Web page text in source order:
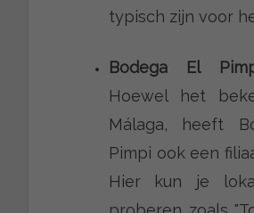
typisch zijn voor
Bodega El
Hoewel het
Málaga, heeft
Pimpi ook een
Hier kun je